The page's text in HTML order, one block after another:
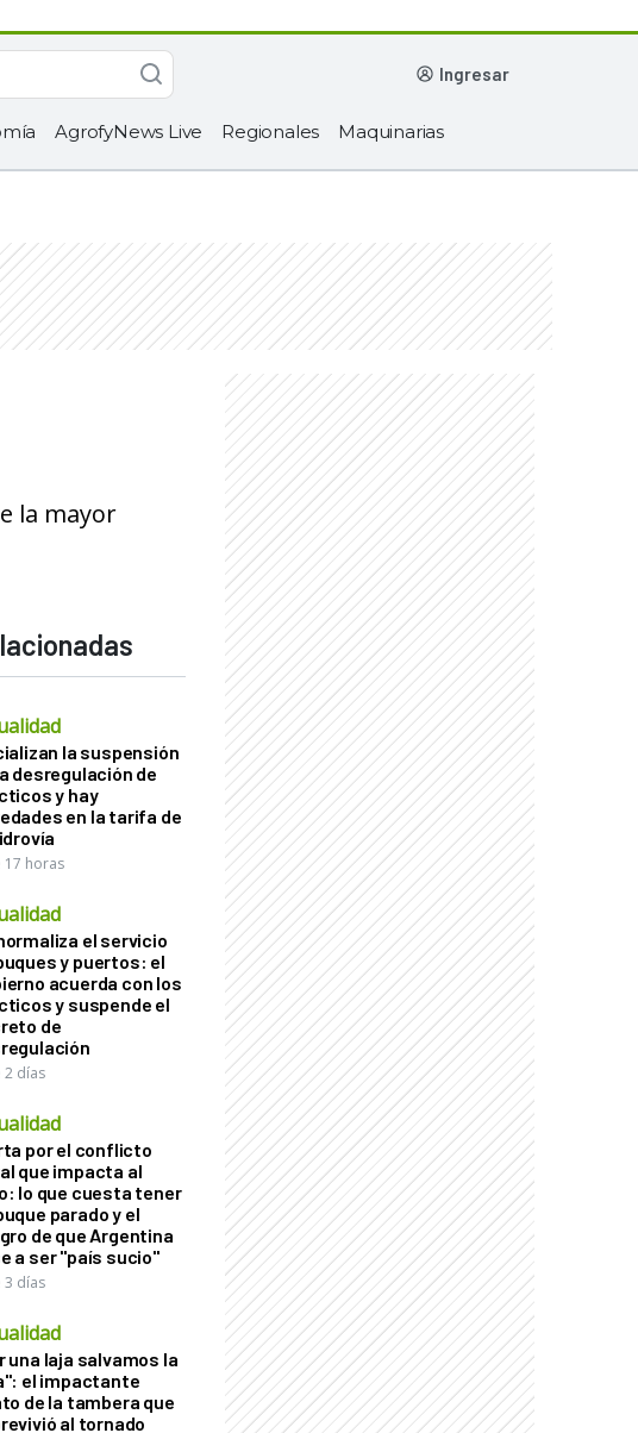
ingresar
AgrofyNews Live Regionales Maquinarias
la mayor
la suspensión
desregulación de
y hay
en la tarifa de
17 horas
el servicio
y puertos: el
acuerda con los
y suspende el
de
2 días
por el conflicto
que impacta al
lo que cuesta tener
parado y el
de que Argentina
a ser "país sucio"
3 días
una laja salvamos la
el impactante
de la tambera que
al tornado